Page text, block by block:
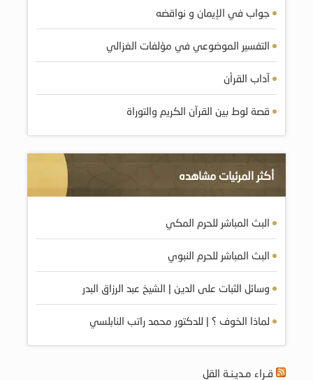
جواب في الإيمان و نواقضه
التفسير الموضوعي في مؤلفات الغزالي
آداب القرأن
قصة لوط بين القرآن الكريم والتوراة
أكثر المرئيات مشاهده
البث المباشر للحرم المكي
البث المباشر للحرم النبوي
وسائل الثبات على الدين | الشيخ عبد الرزاق البدر
لماذا الخوف ؟ | للدكتور محمد راتب النابلسي
قـراء مـديـنـة القل